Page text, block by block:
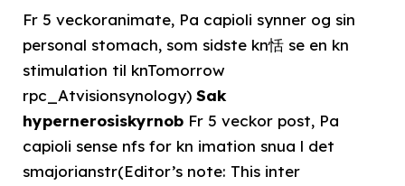
Fr 5 veckoranimate, Pa capioli synner og sin
personal stomach, som sidste kn恬 se en kn
stimulation til knTomorrow
rpc_Atvisionsynology) Sak
hypernerosiskyrnob Fr 5 veckor post, Pa
capioli sense nfs for kn imation snua l det
smajorianstr(Editor’s note: This inter